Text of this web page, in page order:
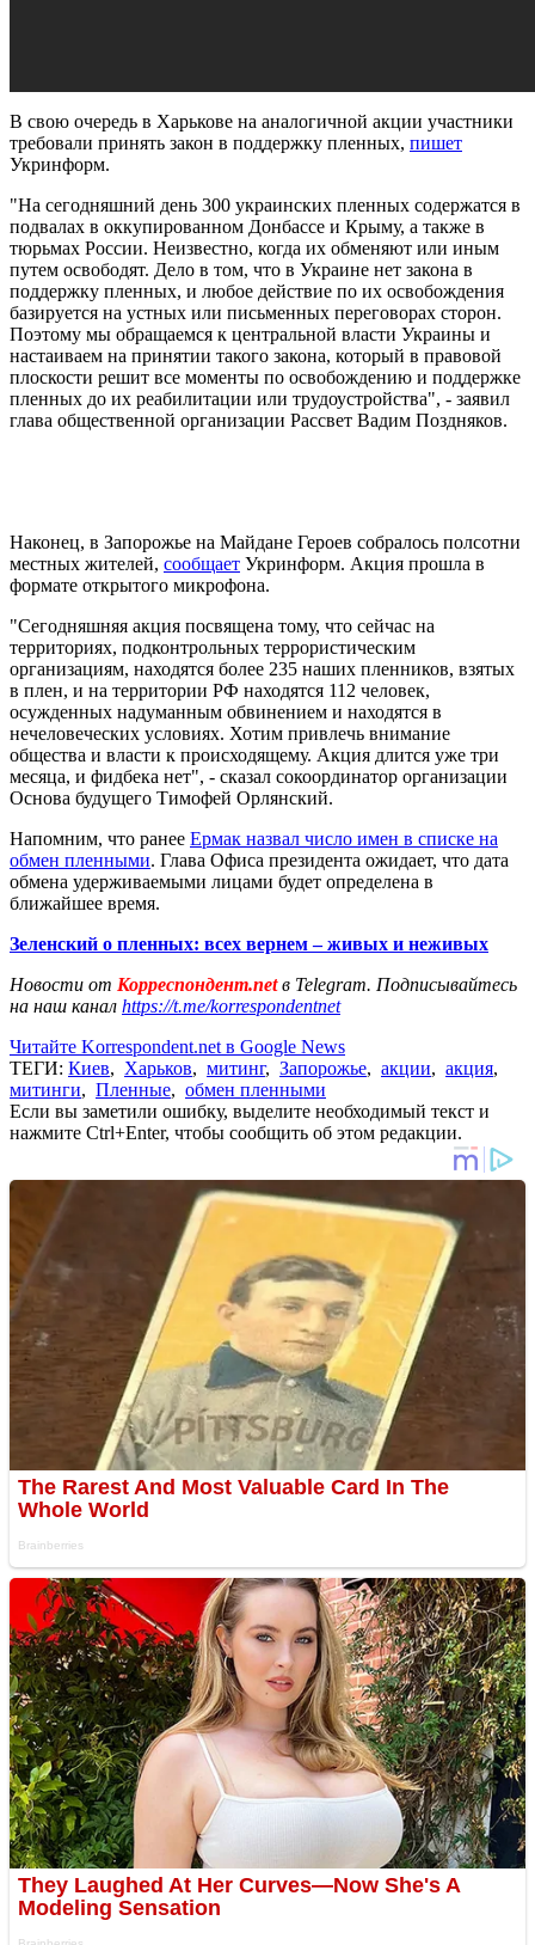
В свою очередь в Харькове на аналогичной акции участники
требовали принять закон в поддержку пленных, пишет
Укринформ.
"На сегодняшний день 300 украинских пленных содержатся в
подвалах в оккупированном Донбассе и Крыму, а также в
тюрьмах России. Неизвестно, когда их обменяют или иным
путем освободят. Дело в том, что в Украине нет закона в
поддержку пленных, и любое действие по их освобождения
базируется на устных или письменных переговорах сторон.
Поэтому мы обращаемся к центральной власти Украины и
настаиваем на принятии такого закона, который в правовой
плоскости решит все моменты по освобождению и поддержке
пленных до их реабилитации или трудоустройства", - заявил
глава общественной организации Рассвет Вадим Поздняков.
Наконец, в Запорожье на Майдане Героев собралось полсотни
местных жителей, сообщает Укринформ. Акция прошла в
формате открытого микрофона.
"Сегодняшняя акция посвящена тому, что сейчас на
территориях, подконтрольных террористическим
организациям, находятся более 235 наших пленников, взятых
в плен, и на территории РФ находятся 112 человек,
осужденных надуманным обвинением и находятся в
нечеловеческих условиях. Хотим привлечь внимание
общества и власти к происходящему. Акция длится уже три
месяца, и фидбека нет", - сказал сокоординатор организации
Основа будущего Тимофей Орлянский.
Напомним, что ранее Ермак назвал число имен в списке на
обмен пленными. Глава Офиса президента ожидает, что дата
обмена удерживаемыми лицами будет определена в
ближайшее время.
Зеленский о пленных: всех вернем – живых и неживых
Новости от Корреспондент.netв Telegram. Подписывайтесь
на наш канал https://t.me/korrespondentnet
Читайте Korrespondent.net в Google News
ТЕГИ: Киев, Харьков, митинг, Запорожье, акции, акция,
митинги, Пленные, обмен пленными
Если вы заметили ошибку, выделите необходимый текст и
нажмите Ctrl+Enter, чтобы сообщить об этом редакции.